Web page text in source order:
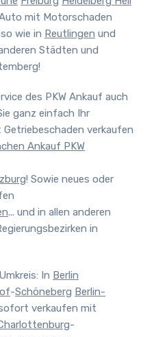
mit Motorschaden
wie in Reutlingen und
Städten und
des PKW Ankauf auch
ganz einfach Ihr
verkaufen
Ankauf PKW
! Sowie neues oder
... und in allen anderen
in
: In Berlin
-Schöneberg Berlin-
verkaufen mit
-